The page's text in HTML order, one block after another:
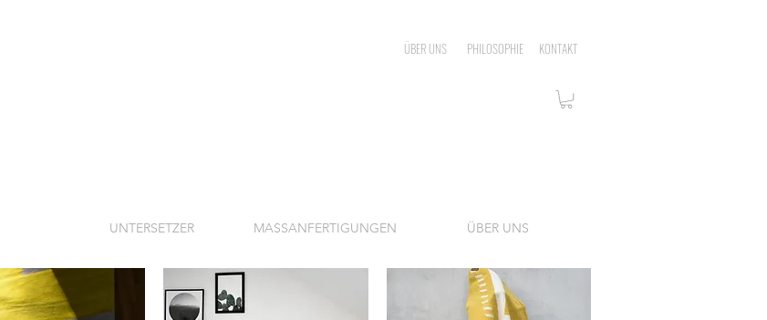
ÜBER UNS PHILOSOPHIE KONTAKT
UNTERSETZER MASSANFERTIGUNGEN ÜBER UNS